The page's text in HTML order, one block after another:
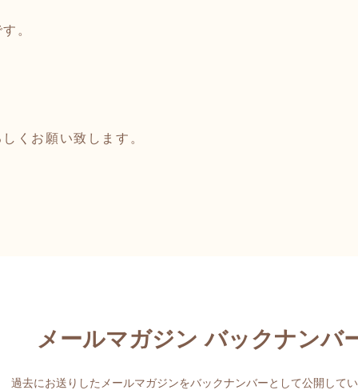
。
くお願い致します。
メールマガジン バックナンバ
過去にお送りしたメールマガジンをバックナンバーとして公開して